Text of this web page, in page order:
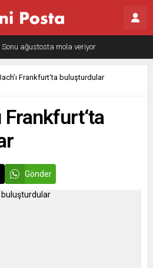
Teknokratik kontrol mü, kolonializm mi?
Frankfurt‘ta buluşturdular
Frankfurt‘ta
Gönder